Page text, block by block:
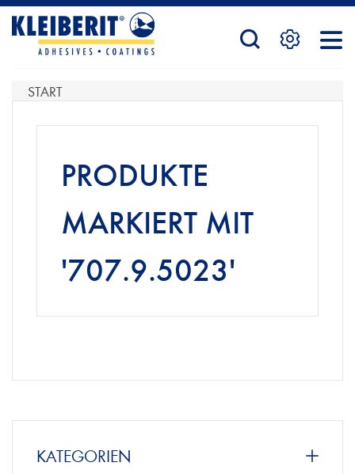
STARTSEITE
PRODUKTE
KONTAKTFORMULAR
START
PRODUKTE
MARKIERT MIT
'707.9.5023'
KATEGORIEN